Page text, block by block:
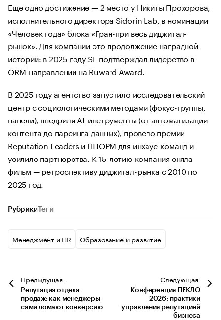
Еще одно достижение — 2 место у Никиты Прохорова,
исполнительного директора Sidorin Lab, в номинации
«Человек года» блока «Гран-при весь диджитал-
рынок». Для компании это продолжение наградной
истории: в 2025 году SL подтверждал лидерство в
ORM-направлении на Ruward Award.
В 2025 году агентство запустило исследовательский
центр с социологическими методами (фокус-группы,
панели), внедрили AI-инструменты (от автоматизации
контента до парсинга данных), провело премии
Reputation Leaders и ШТОРМ для инхаус-команд и
усилило партнерства. К 15-летию компания сняла
фильм — ретроспективу диджитал-рынка с 2010 по
2025 год.
Рубрики Теги
Менеджмент и HR Образование и развитие
Предыдущая
Репутация отдела
продаж: как менеджеры
сами ломают конверсию
Следующая
Конференция ПЕКЛО
2026: практики
управления репутацией
бизнеса